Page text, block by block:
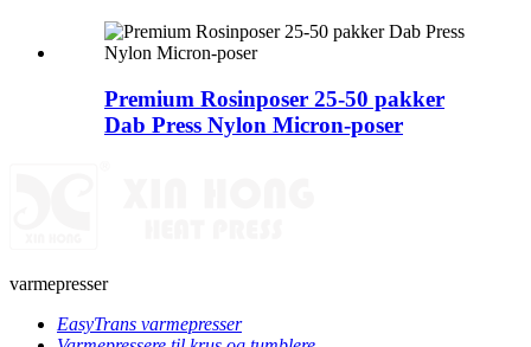
Premium Rosinposer 25-50 pakker
Dab Press Nylon Micron-poser
varmepresser
EasyTrans varmepresser